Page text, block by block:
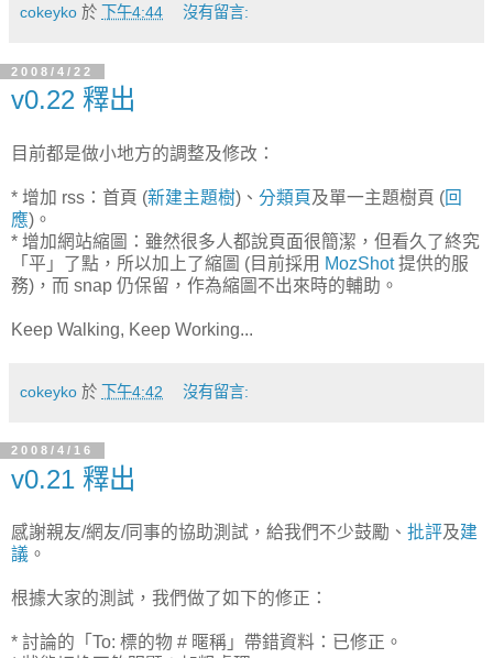
cokeyko 於 下午4:44 沒有留言:
2008/4/22
v0.22 釋出
目前都是做小地方的調整及修改：
* 增加 rss：首頁 (新建主題樹)、 分類頁 及單一主題樹頁 (回
應)。
* 增加網站縮圖：雖然很多人都說頁面很簡潔，但看久了終究
「平」了點，所以加上了縮圖 (目前採用 MozShot提供的服
務)，而 snap 仍保留，作為縮圖不出來時的輔助。
Keep Walking, Keep Working...
cokeyko 於 下午4:42 沒有留言:
2008/4/16
v0.21 釋出
感謝親友/網友/同事的協助測試，給我們不少鼓勵、 批評及建
議 。
根據大家的測試，我們做了如下的修正：
* 討論的「To: 標的物 # 暱稱」帶錯資料：已修正。